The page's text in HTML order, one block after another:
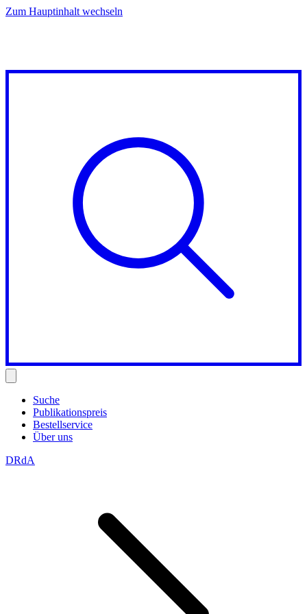
Zum Hauptinhalt wechseln
Suche
Publikationspreis
Bestellservice
Über uns
DRdA